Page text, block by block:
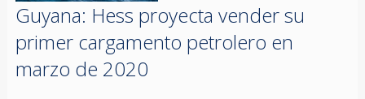
Guyana: Hess proyecta vender su
primer cargamento petrolero en
marzo de 2020